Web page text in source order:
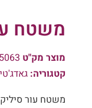
משטח
מוצר מק"ט
קטגוריה:
משטח עור